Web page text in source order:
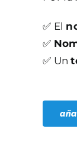
✅ El
✅
✅ Un